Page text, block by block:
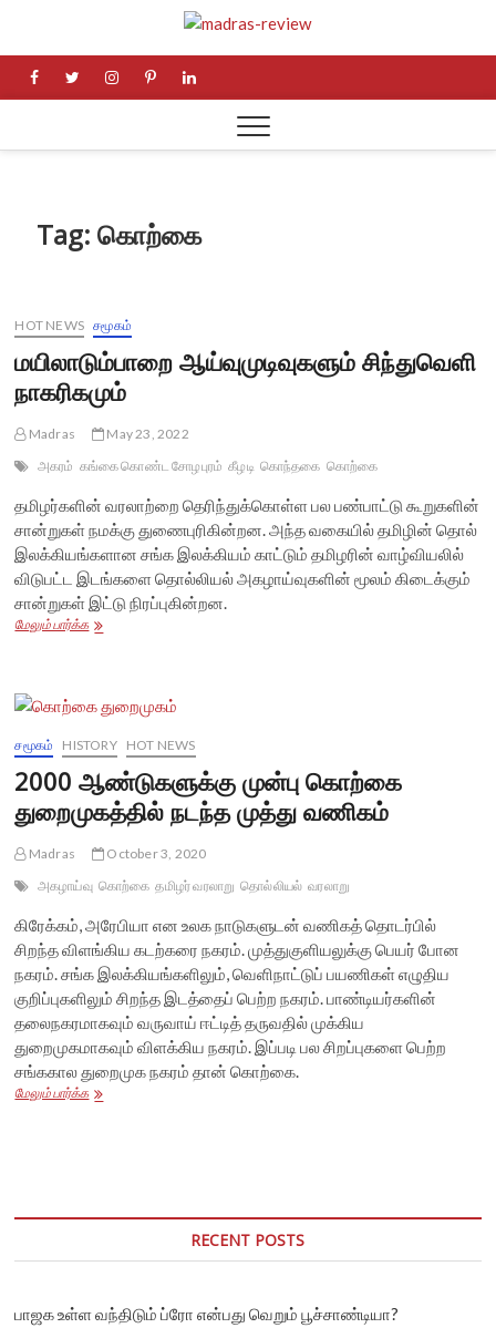
content
Madras
Review
MEDIA
facebooktwitterinstagrampinterestlinkedin
Tag:கொற்கை
HOT NEWS சமூகம்
மயிலாடும்பாறை ஆய்வுமுடிவுகளும் சிந்துவெளி
நாகரிகமும்
Madras
May 23, 2022
அகரம் கங்கை கொண்ட சோழபுரம் கீழடி கொந்தகை கொற்கை
தமிழர்களின் வரலாற்றை தெரிந்துக்கொள்ள பல பண்பாட்டு கூறுகளின்
சான்றுகள் நமக்கு துணைபுரிகின்றன. அந்த வகையில் தமிழின் தொல்
இலக்கியங்களான சங்க இலக்கியம் காட்டும் தமிழரின் வாழ்வியலில்
விடுபட்ட இடங்களை தொல்லியல் அகழாய்வுகளின் மூலம் கிடைக்கும்
சான்றுகள் இட்டு நிரப்புகின்றன.
மேலும் பார்க்கமயிலாடும்பாறை
சமூகம் HISTORY HOT NEWS
2000 ஆண்டுகளுக்கு முன்பு கொற்கை
துறைமுகத்தில் நடந்த முத்து வணிகம்
Madras
October 3, 2020
அகழாய்வு கொற்கை தமிழர் வரலாறு தொல்லியல் வரலாறு
கிரேக்கம், அரேபியா என உலக நாடுகளுடன் வணிகத் தொடர்பில்
சிறந்த விளங்கிய கடற்கரை நகரம். முத்துகுளியலுக்கு பெயர் போன
நகரம். சங்க இலக்கியங்களிலும், வெளிநாட்டுப் பயணிகள் எழுதிய
குறிப்புகளிலும் சிறந்த இடத்தைப் பெற்ற நகரம். பாண்டியர்களின்
தலைநகரமாகவும் வருவாய் ஈட்டித் தருவதில் முக்கிய
துறைமுகமாகவும் விளக்கிய நகரம். இப்படி பல சிறப்புகளை பெற்ற
சங்ககால துறைமுக நகரம் தான் கொற்கை.
மேலும் பார்க்க2000
RECENT POSTS
பாஜக உள்ள வந்திடும் ப்ரோ என்பது வெறும் பூச்சாண்டியா?